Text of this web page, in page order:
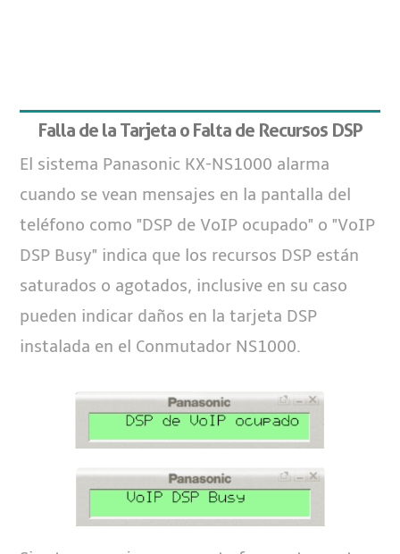
Falla de la Tarjeta o Falta de Recursos DSP
El sistema Panasonic KX-NS1000 alarma
cuando se vean mensajes en la pantalla del
teléfono como "DSP de VoIP ocupado" o "VoIP
DSP Busy" indica que los recursos DSP están
saturados o agotados, inclusive en su caso
pueden indicar daños en la tarjeta DSP
instalada en el Conmutador NS1000.